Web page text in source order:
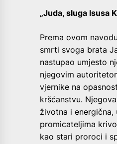
„Juda, sluga Isusa
Prema ovom
smrti svoga brata
nastupao umjesto
njegovim
vjernike na
kršćanstvu.
životna i
promicateljima
kao stari proroci i